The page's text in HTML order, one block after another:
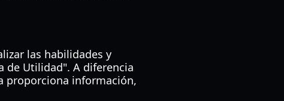
las habilidades y
de Utilidad". A diferencia
proporciona información,